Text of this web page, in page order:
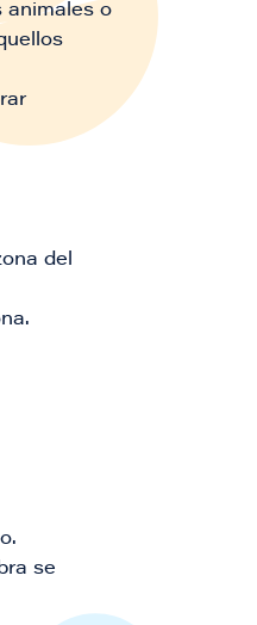
animales o
del
se